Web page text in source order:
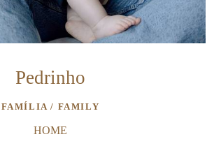
Pedrinho
FAMÍLIA / FAMILY
HOME